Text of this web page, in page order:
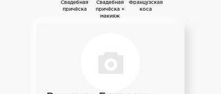
Свадебная
причёска
Свадебная
причёска +
макияж
Французская
коса